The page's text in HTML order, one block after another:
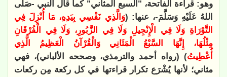
وهو: قراءة الفاتحة، "السبع المثاني" كما قال النبي -صَلَّى
اللهُ عَلَيْهِ وَسَلَّمَ-، عنها: (وَالَّذِي نَفْسِي بِيَدِهِ، مَا أُنْزِلَ فِي
التَّوْرَاةِ وَلَا فِي الْإِنْجِيلِ وَلَا فِي الزَّبُورِ، وَلَا فِي الْفُرْقَانِ
مِثْلُهَا، إِنَّهَا السَّبْعُ الْمَثَانِي وَالْقُرْآنُ الْعَظِيمُ الَّذِي
أُعْطِيتُ) (رواه أحمد والترمذي، وصححه الألباني)، فهي
مثاني؛ لأنها يُشْرَع تكرار قراءتها في كل ركعة مِن ركعات